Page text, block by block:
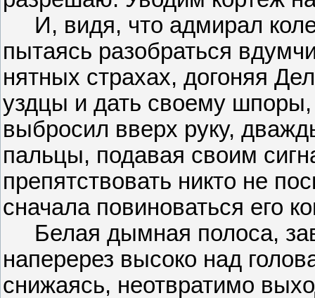
И, видя, что адмирал
пытаясь разобраться
нятных страхах, догоняя
уздцы и дать своему
выбросил вверх руку,
пальцы, подавая своим
препятствовать никто не
сначала повиноваться его
Белая дымная полоса,
наперерез высоко над
снижаясь, неотвратимо